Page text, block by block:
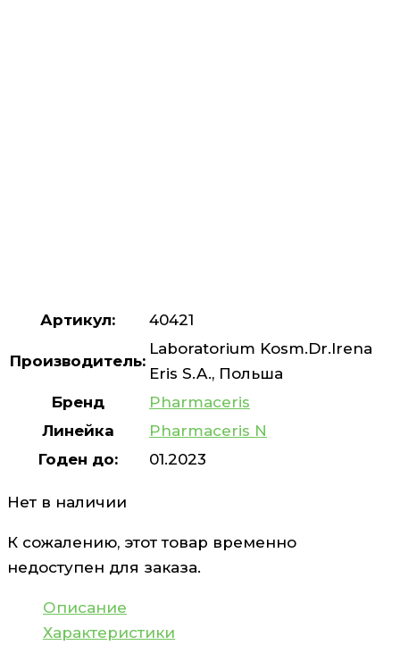
Артикул: 40421
Производитель:
Laboratorium Kosm.Dr.Irena
Eris S.A., Польша
Бренд
Pharmaceris
Линейка
Pharmaceris N
Годен до:
01.2023
Нет в наличии
К сожалению, этот товар временно
недоступен для заказа.
Описание
Характеристики